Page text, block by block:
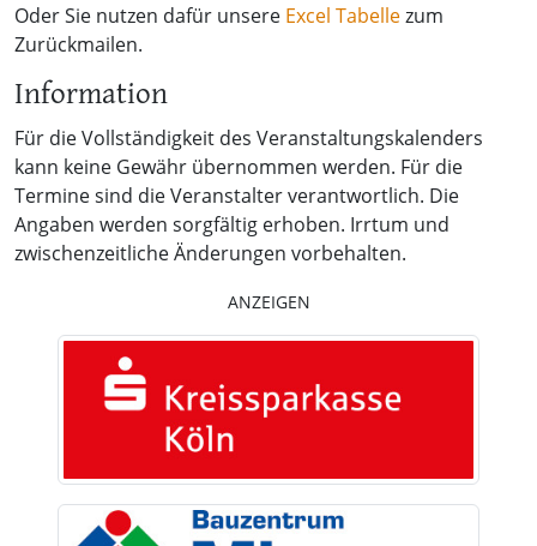
Oder Sie nutzen dafür unsere Excel Tabellezum
Zurückmailen.
Information
Für die Vollständigkeit des Veranstaltungskalenders
kann keine Gewähr übernommen werden. Für die
Termine sind die Veranstalter verantwortlich. Die
Angaben werden sorgfältig erhoben. Irrtum und
zwischenzeitliche Änderungen vorbehalten.
ANZEIGEN